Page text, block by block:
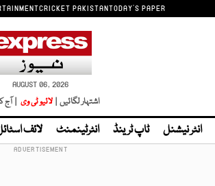
CRICKET PAKISTANTODAY'S PAPER
AUGUST 06, 2026
اشتہار لگائیں | لائیو ٹی وی | آج
انٹر نیشنل ٹاپ ٹرینڈ انٹرٹینمنٹ لائف